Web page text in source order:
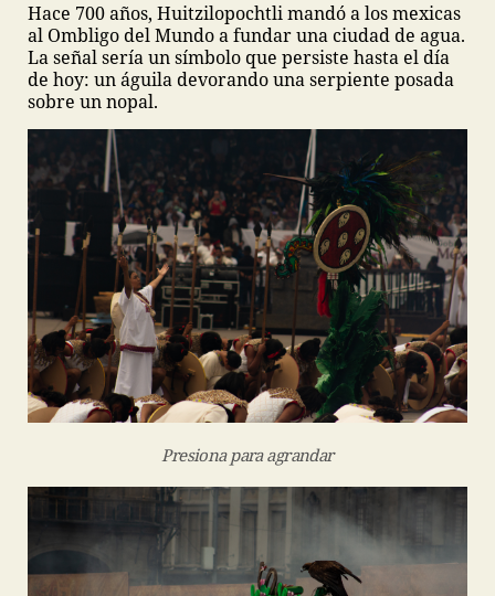
Hace 700 años, Huitzilopochtli mandó a los mexicas
al Ombligo del Mundo a fundar una ciudad de agua.
La señal sería un símbolo que persiste hasta el día
de hoy: un águila devorando una serpiente posada
sobre un nopal.
Presiona para agrandar